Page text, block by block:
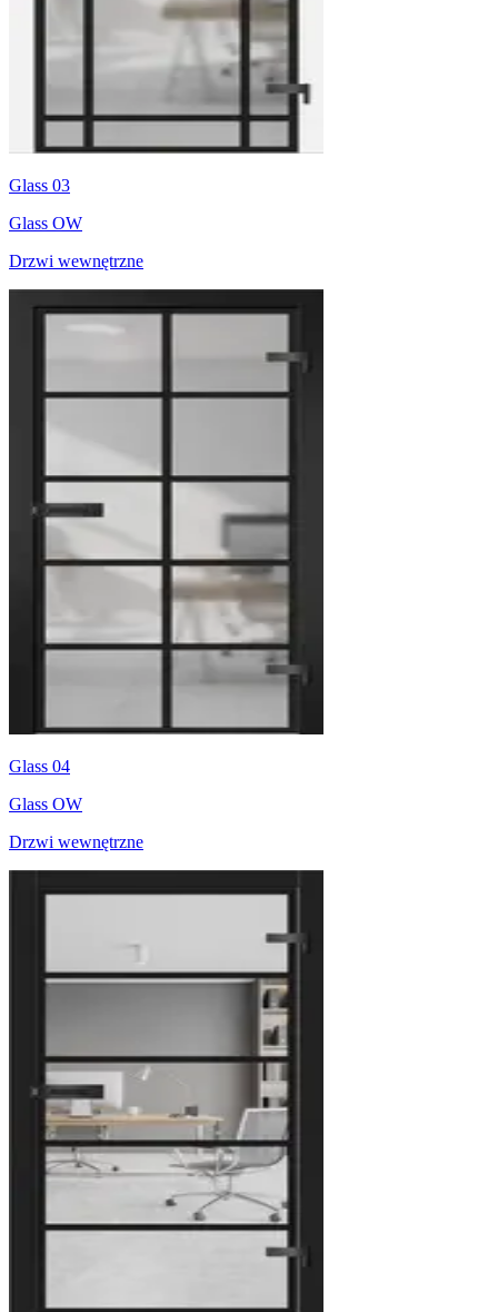
Glass 03
Glass OW
Drzwi wewnętrzne
Glass 04
Glass OW
Drzwi wewnętrzne